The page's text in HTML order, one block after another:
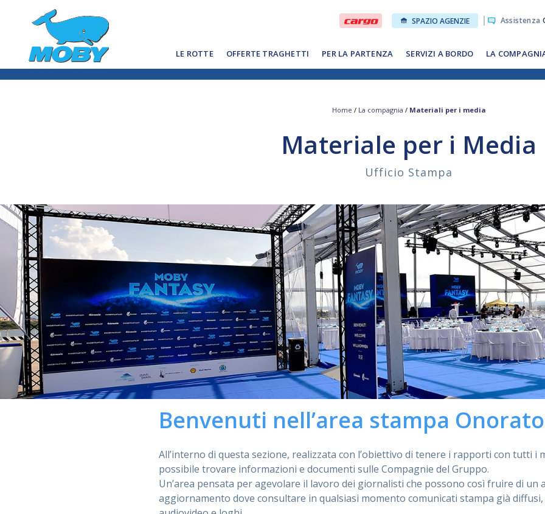
LE ROTTE OFFERTE TRAGHETTI PER LA PARTENZA SERVIZI A BORDO LA
SPAZIO AGENZIE Assistenza
Home / La compagnia / Materiali per i media
Materiale per i Media
Ufficio Stampa
Benvenuti nell’area stampa
All’interno di questa sezione, realizzata con l’obiettivo di tenere i rapporti con tutti i
possibile trovare informazioni e documenti sulle Compagnie del Gruppo.
Un’area pensata per agevolare il lavoro dei giornalisti che possono così fruire di un
aggiornamento dove consultare in qualsiasi momento comunicati stampa già